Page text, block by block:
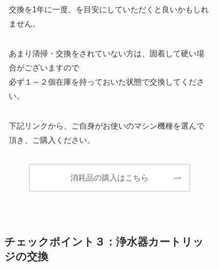
交換を1年に一度、を目安にしていただくと良いかもしれ
ません。
あまり清掃・交換をされていない方は、固着して硬い場
合がございますので
必ず１～２個在庫を持っておいた状態で交換してくださ
い。
下記リンクから、ご自身がお使いのマシン機種を選んで
頂き、ご購入ください。
消耗品の購入はこちら
チェックポイント３：浄水器カートリッ
ジの交換